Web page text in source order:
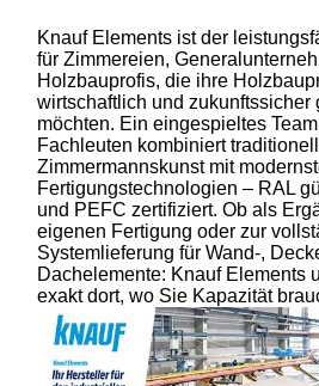
Knauf Elements ist der
für Zimmereien,
Holzbauprofis, die ihre
wirtschaftlich und zukunftssicher
möchten. Ein eingespieltes
Fachleuten kombiniert
Zimmermannskunst mit
Fertigungstechnologien – RAL
und PEFC zertifiziert. Ob als
eigenen Fertigung oder zur
Systemlieferung für Wand-,
Dachelemente: Knauf Elements
exakt dort, wo Sie Kapazität